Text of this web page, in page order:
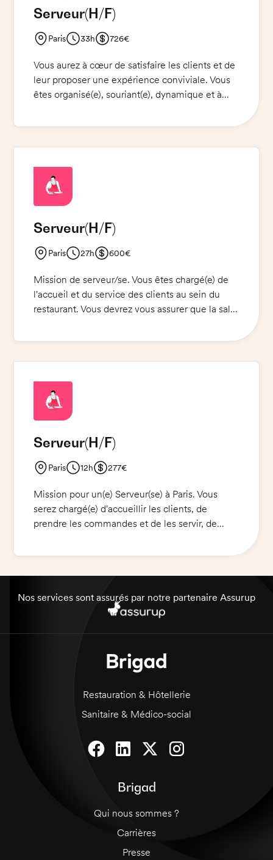
Serveur(H/F)
Paris 33h 726€
Vous aurez à cœur de satisfaire les clients et de
leur proposer une expérience conviviale. Vous
êtes organisé(e), souriant(e), dynamique et à
horaires d'ouverture du restaurant.
Serveur(H/F)
Paris 27h 600€
Mission de serveur/se. Vous êtes chargé(e) de
l'accueil et du service des clients au sein du
restaurant. Vous devrez vous assurer que la salle
vous devrez prendre les commandes et servir
soient nettoyées et préparées pour les clients
suivants. Vous devrez également être en
mesure de répondre aux questions des clients
Serveur(H/F)
Paris 12h 277€
Mission pour un(e) Serveur(se) à Paris. Vous
serez chargé(e) d'accueillir les clients, de
prendre les commandes et de les servir, de
Vous devrez être capable de répondre aux
alimentaires et des boissons est un plus. Le
poste est à pourvoir immédiatement.
Nos services sont assurés par notre partenaire Assurup
Restauration & Hôtellerie
Sanitaire & Médico-social
Brigad
Qui nous sommes ?
Carrières
Presse